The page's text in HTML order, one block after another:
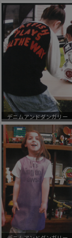
デニムアンドダンガリー